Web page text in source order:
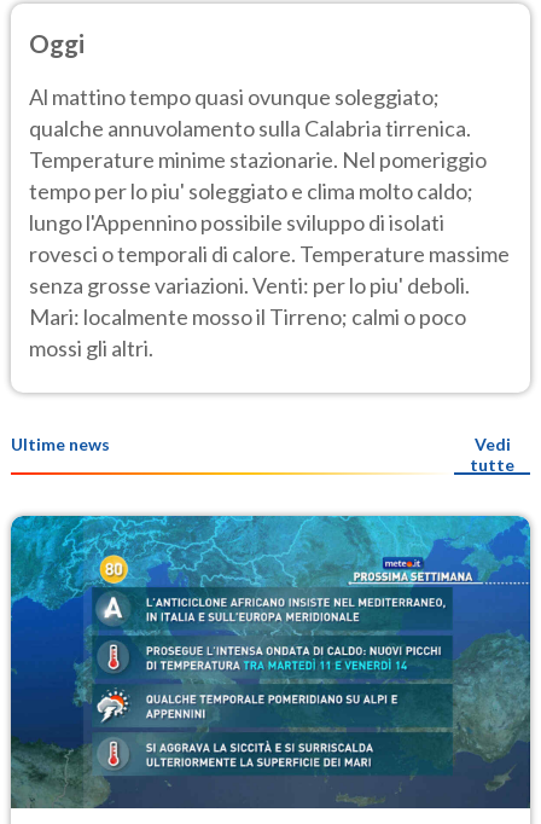
Oggi
Al mattino tempo quasi ovunque soleggiato;
qualche annuvolamento sulla Calabria tirrenica.
Temperature minime stazionarie. Nel pomeriggio
tempo per lo piu' soleggiato e clima molto caldo;
lungo l'Appennino possibile sviluppo di isolati
rovesci o temporali di calore. Temperature massime
senza grosse variazioni. Venti: per lo piu' deboli.
Mari: localmente mosso il Tirreno; calmi o poco
mossi gli altri.
Ultime news
Vedi
tutte